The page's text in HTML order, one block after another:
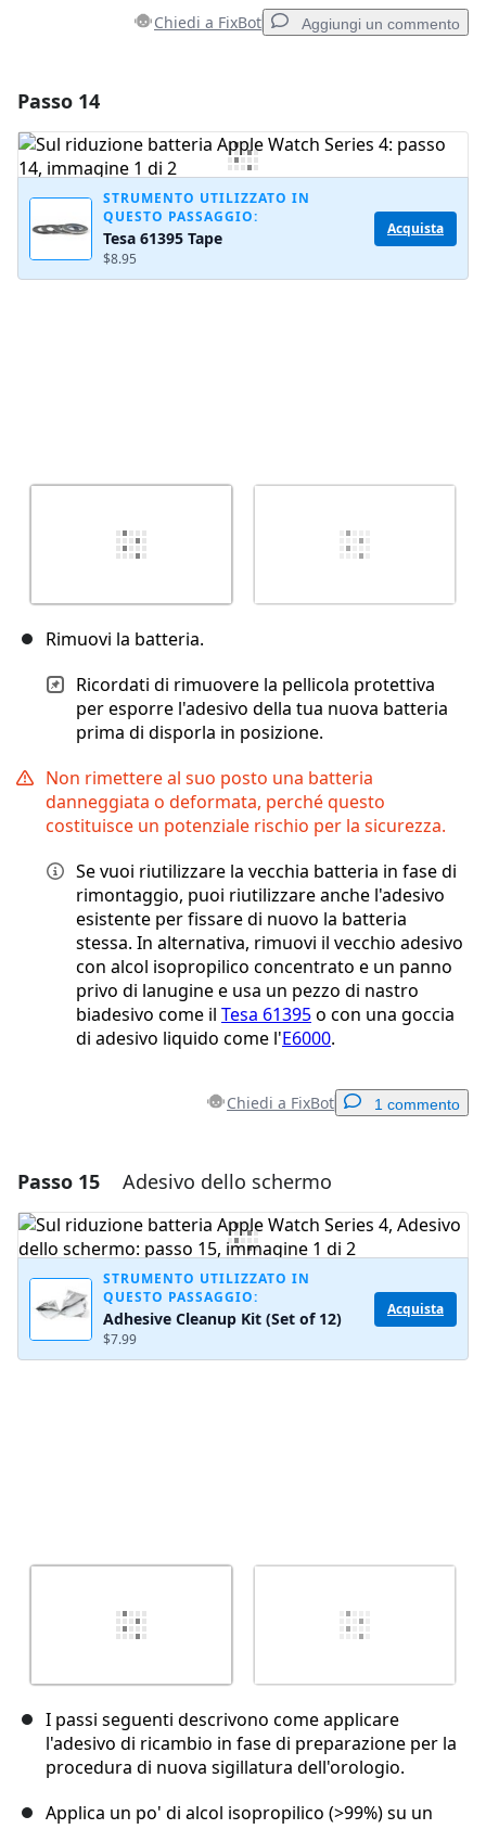
Chiedi a FixBot Aggiungi un commento
Aggiungi Commento
Pubblica commento
Passo 14
STRUMENTO UTILIZZATO IN
QUESTO PASSAGGIO:
Tesa 61395 Tape
$8.95
Acquista
Rimuovi la batteria.
Ricordati di rimuovere la pellicola protettiva
per esporre l'adesivo della tua nuova batteria
prima di disporla in posizione.
Non rimettere al suo posto una batteria
danneggiata o deformata, perché questo
costituisce un potenziale rischio per la sicurezza.
Se vuoi riutilizzare la vecchia batteria in fase di
rimontaggio, puoi riutilizzare anche l'adesivo
esistente per fissare di nuovo la batteria
stessa. In alternativa, rimuovi il vecchio adesivo
con alcol isopropilico concentrato e un panno
privo di lanugine e usa un pezzo di nastro
biadesivo come il Tesa 61395o con una goccia
di adesivo liquido come l'E6000.
Chiedi a FixBot 1 commento
Aggiungi un commento
Aggiungi Commento
Annulla Pubblica commento
Passo 15 Adesivo dello schermo
STRUMENTO UTILIZZATO IN
QUESTO PASSAGGIO:
Adhesive Cleanup Kit (Set of 12)
$7.99
Acquista
I passi seguenti descrivono come applicare
l'adesivo di ricambio in fase di preparazione per la
procedura di nuova sigillatura dell'orologio.
Applica un po' di alcol isopropilico (>99%) su un